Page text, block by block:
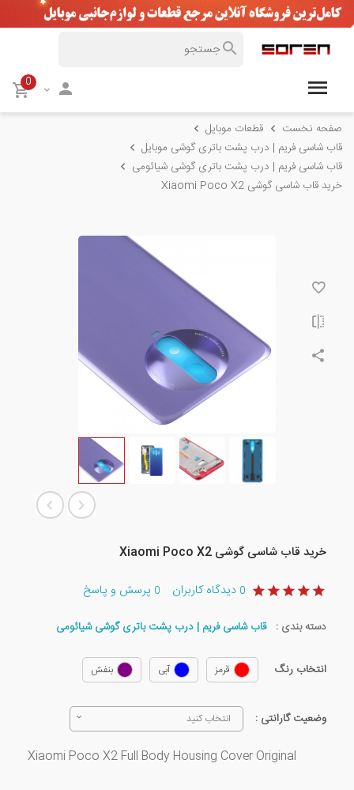
0
صفحه نخست
قطعات موبایل
قاب شاسی فریم | درب پشت باتری گوشی موبایل
قاب شاسی فریم | درب پشت باتری گوشی شیائومی
خرید قاب شاسی گوشی Xiaomi Poco X2
خرید قاب شاسی گوشی Xiaomi Poco X2
0 دیدگاه کاربران 0 پرسش و پاسخ
دسته بندی : قاب شاسی فریم | درب پشت باتری گوشی شیائومی
انتخاب رنگ قرمز آبی بنفش
وضعیت گارانتی : انتخاب کنید
Xiaomi Poco X2 Full Body Housing Cover Original